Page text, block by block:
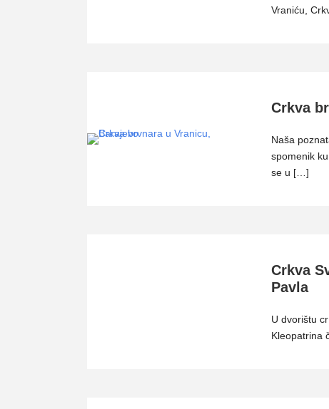
Vraniću,
Crkva
Naša
spomenik
se u […]
Crkva
Pavla
U dvorištu
Kleopatrina